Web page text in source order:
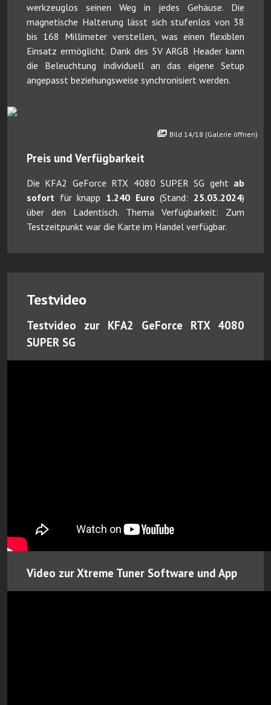
werkzeuglos seinen Weg in jedes Gehäuse. Die
magnetische Halterung lässt sich stufenlos von 38
bis 168 Millimeter verstellen, was einen flexiblen
Einsatz ermöglicht. Dank des 5V ARGB Header kann
die Beleuchtung individuell an das eigene Setup
angepasst beziehungsweise synchronisiert werden.
Bild 14/18 (Galerie öffnen)
Preis und Verfügbarkeit
Die KFA2 GeForce RTX 4080 SUPER SG geht ab
sofort für knapp 1.240 Euro (Stand: 25.03.2024)
über den Ladentisch. Thema Verfügbarkeit: Zum
Testzeitpunkt war die Karte im Handel verfügbar.
Testvideo
Testvideo zur KFA2 GeForce RTX 4080
SUPER SG
Video zur Xtreme Tuner Software und App